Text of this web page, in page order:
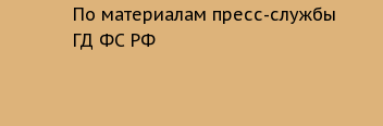
По материалам пресс-службы
ГД ФС РФ